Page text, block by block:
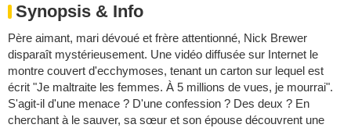
Synopsis & Info
Père aimant, mari dévoué et frère attentionné, Nick Brewer
disparaît mystérieusement. Une vidéo diffusée sur Internet le
montre couvert d'ecchymoses, tenant un carton sur lequel est
écrit "Je maltraite les femmes. À 5 millions de vues, je mourrai".
S'agit-il d'une menace ? D'une confession ? Des deux ? En
cherchant à le sauver, sa sœur et son épouse découvrent une